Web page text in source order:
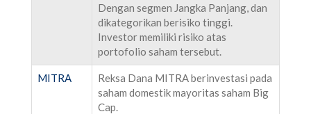
Dengan segmen Jangka Panjang, dan
dikategorikan berisiko tinggi.
Investor memiliki risiko atas
portofolio saham tersebut.
MITRA
Reksa Dana MITRA berinvestasi pada
saham domestik mayoritas saham Big
Cap.